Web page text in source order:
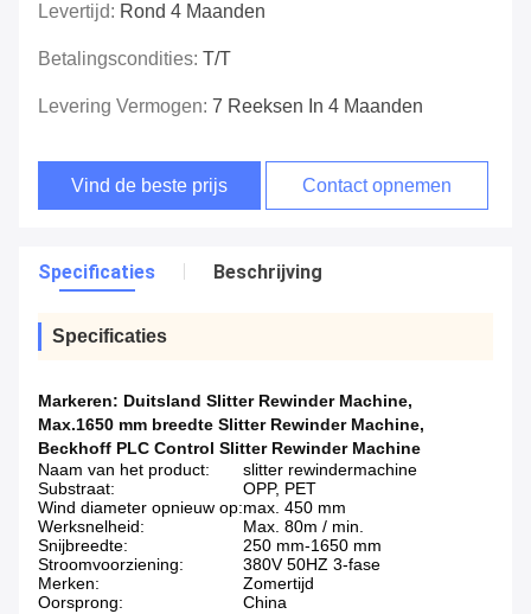
Levertijd: Rond 4 Maanden
Betalingscondities: T/T
Levering Vermogen: 7 Reeksen In 4 Maanden
Vind de beste prijs Contact opnemen
Specificaties Beschrijving
Specificaties
Markeren: Duitsland Slitter Rewinder Machine,
Max.1650 mm breedte Slitter Rewinder Machine,
Beckhoff PLC Control Slitter Rewinder Machine
Naam van het product:
slitter rewindermachine
Substraat:
OPP, PET
Wind diameter opnieuw op:max. 450 mm
Werksnelheid:
Max. 80m / min.
Snijbreedte:
250 mm-1650 mm
Stroomvoorziening:
380V 50HZ 3-fase
Merken:
Zomertijd
Oorsprong:
China